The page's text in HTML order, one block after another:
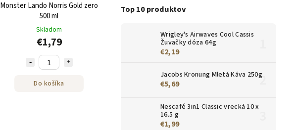
Top 10 produktov
Wrigley's Airwaves Cool Cassis
Žuvačky dóza 64g
€2,19
Jacobs Kronung Mletá Káva 250g
€5,69
Nescafé 3in1 Classic vrecká 10 x
16.5 g
€1,99
Monster Lando Norris Gold zero
500 ml
Skladom
€1,79
Do košíka